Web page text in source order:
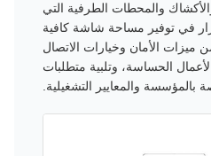
والمحطات الطرفية التي
في توفير مساحة شاشة كافية
ميزات الأمان وخيارات الاتصال
الحساسة، وتلبية متطلبات
بالمؤسسة والمعايير التشغيلية.